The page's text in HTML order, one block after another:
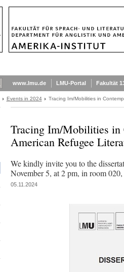
www.lmu.de LMU-Portal Fakultät
Events in 2024 Tracing Im/Mobilities in
Tracing Im/Mobilities in
American Refugee
We kindly invite you to the
November 5, at 2 pm, in room
05.11.2024